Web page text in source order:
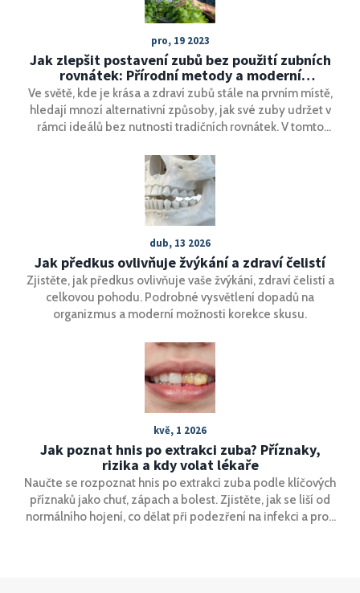
pro, 19 2023
Jak zlepšit postavení zubů bez použití zubních
rovnátek: Přírodní metody a moderní
technologie
Ve světě, kde je krása a zdraví zubů stále na prvním místě,
hledají mnozí alternativní způsoby, jak své zuby udržet v
rámci ideálů bez nutnosti tradičních rovnátek. V tomto
které mohou pomoci zlepšit postavení zubů bez potřeby
zubních rovnátek. Od přírodních metod až po moderní
technologická řešení, přinášíme užitečné tipy a zajímavá
fakta, jak můžete svým zubům dopřát zaslouženou péči.
dub, 13 2026
Jak předkus ovlivňuje žvýkání a zdraví čelistí
Zjistěte, jak předkus ovlivňuje vaše žvýkání, zdraví čelistí a
celkovou pohodu. Podrobné vysvětlení dopadů na
organizmus a moderní možnosti korekce skusu.
kvě, 1 2026
Jak poznat hnis po extrakci zuba? Příznaky,
rizika a kdy volat lékaře
Naučte se rozpoznat hnis po extrakci zuba podle klíčových
příznaků jako chuť, zápach a bolest. Zjistěte, jak se liší od
normálního hojení, co dělat při podezření na infekci a proč